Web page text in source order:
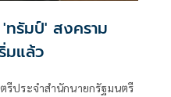
รัมป์' สงคราม
มแล้ว
รีประจำสำนักนายกรัฐมนตรี